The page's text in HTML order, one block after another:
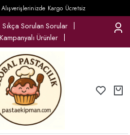
Kargo Ücretsiz
Sıkça Sorulan Sorular
Kampanyalı Ürünler